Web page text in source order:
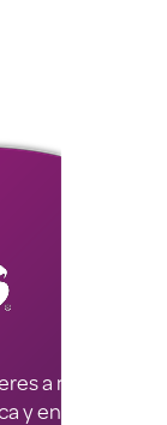
a mejorar
y en la